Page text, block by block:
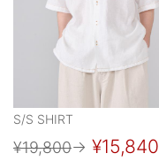
S/S SHIRT
¥19,800→ ¥15,840